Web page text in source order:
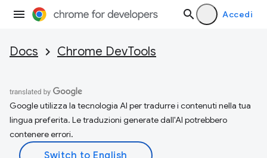
Accedi
Docs Chrome DevTools
Google utilizza la tecnologia AI per tradurre i contenuti nella tua
lingua preferita. Le traduzioni generate dall'AI potrebbero
contenere errori.